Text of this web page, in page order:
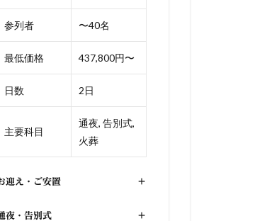
参列者 〜40名
最低価格 437,800円〜
日数 2日
主要科目
通夜, 告別式,
火葬
迎え・ご安置 +
夜・告別式 +